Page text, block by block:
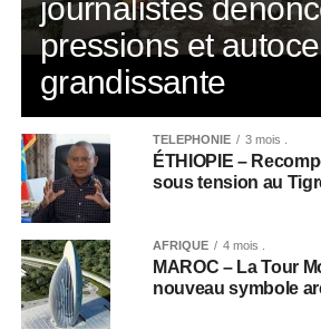
journalistes
pressions et
grandissante
TÉLÉPHONIE 3 mois .
ÉTHIOPIE –
sous tension au
AFRIQUE 4 mois .
MAROC – La Tour
nouveau symbole